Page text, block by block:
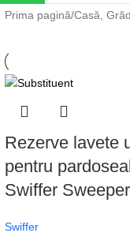
Prima pagină/Casă,
Rezerve lavete
pentru
Swiffer
Swiffer